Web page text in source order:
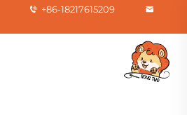
+86-18217615209